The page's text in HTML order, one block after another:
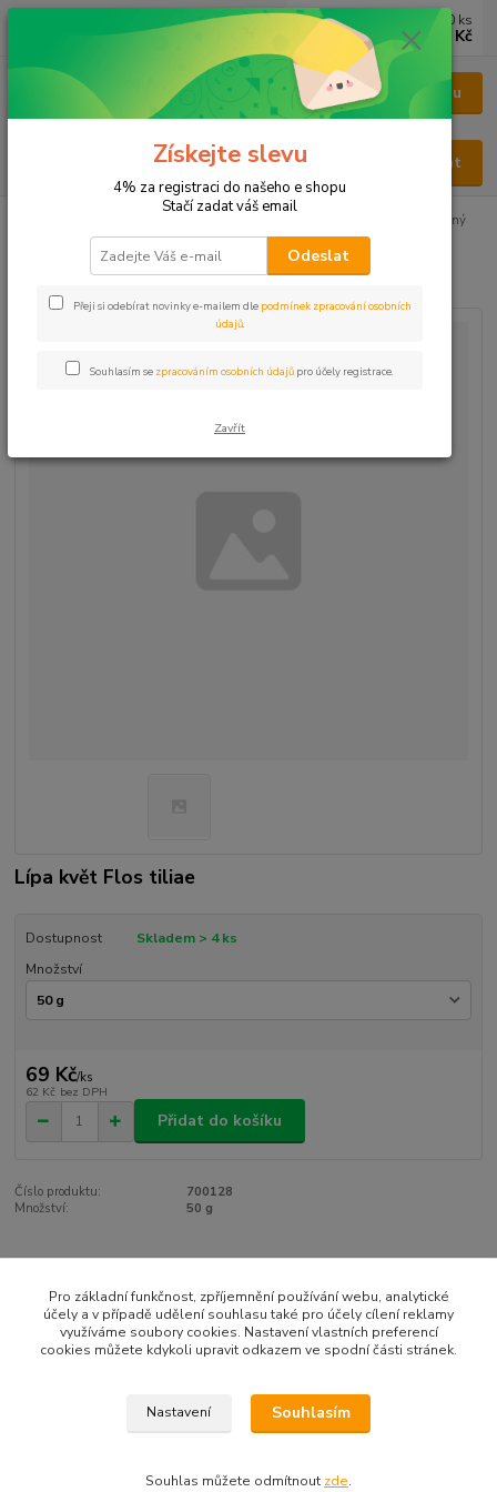
Menu
Hledat
0 ks
0 Kč
Lípa květ řezaný
Lípa květ řezaný
Lípa květ Flos tiliae
Dostupnost
Skladem > 4 ks
Množství
69 Kč/ks
62 Kč bez DPH
Přidat do košíku
Číslo produktu:
700128
Množství:
50 g
Jednodruhové
KVĚT - FLOS
Získejte slevu
4% za registraci do našeho e shopu
Stačí zadat váš email
Odeslat
Přeji si odebírat novinky e-mailem dle podmínek zpracování osobních
údajů.
Souhlasím se zpracováním osobních údajů pro účely registrace.
Zavřít
Pro základní funkčnost, zpříjemnění používání webu, analytické
účely a v případě udělení souhlasu také pro účely cílení reklamy
využíváme soubory cookies. Nastavení vlastních preferencí
cookies můžete kdykoli upravit odkazem ve spodní části stránek.
Nastavení Souhlasím
Souhlas můžete odmítnout zde.